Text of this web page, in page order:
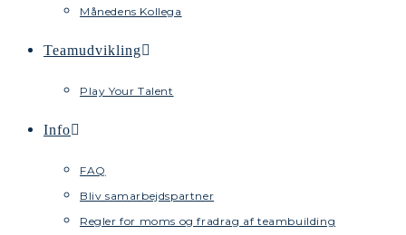
Månedens Kollega
Teamudvikling
Play Your Talent
Info
FAQ
Bliv samarbejdspartner
Regler for moms og fradrag af teambuilding